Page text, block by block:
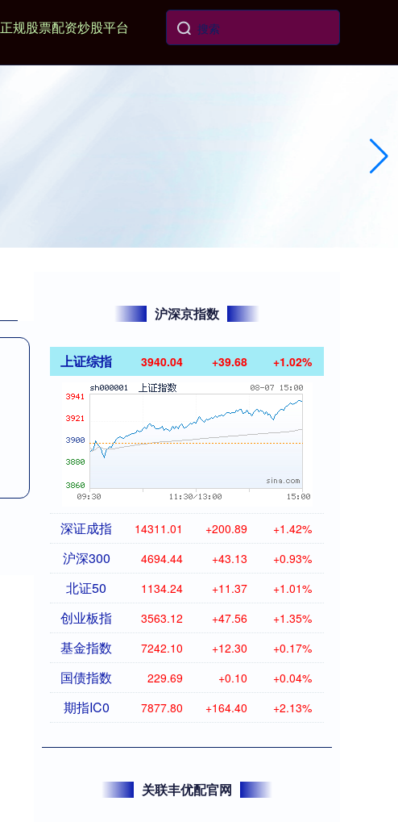
正规股票配资炒股平台
沪深京指数
上证综指 3940.04 +39.68 +1.02%
深证成指 14311.01 +200.89 +1.42%
沪深300 4694.44 +43.13 +0.93%
北证50 1134.24 +11.37 +1.01%
创业板指 3563.12 +47.56 +1.35%
基金指数 7242.10 +12.30 +0.17%
国债指数 229.69 +0.10 +0.04%
期指IC0 7877.80 +164.40 +2.13%
关联丰优配官网